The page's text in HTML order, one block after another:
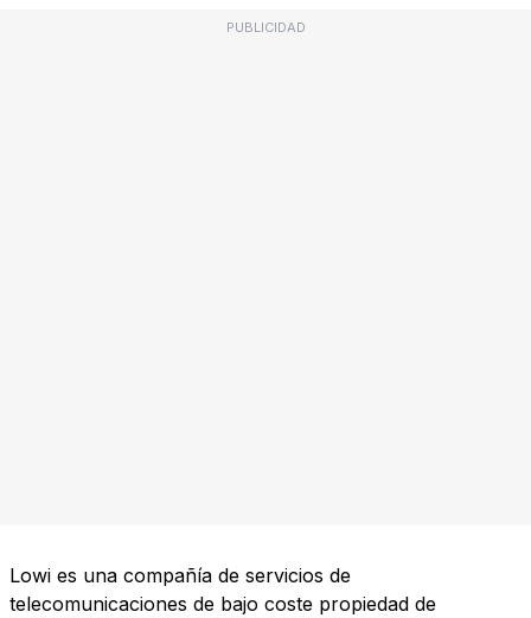
PUBLICIDAD
Lowi es una compañía de servicios de
telecomunicaciones de bajo coste propiedad de